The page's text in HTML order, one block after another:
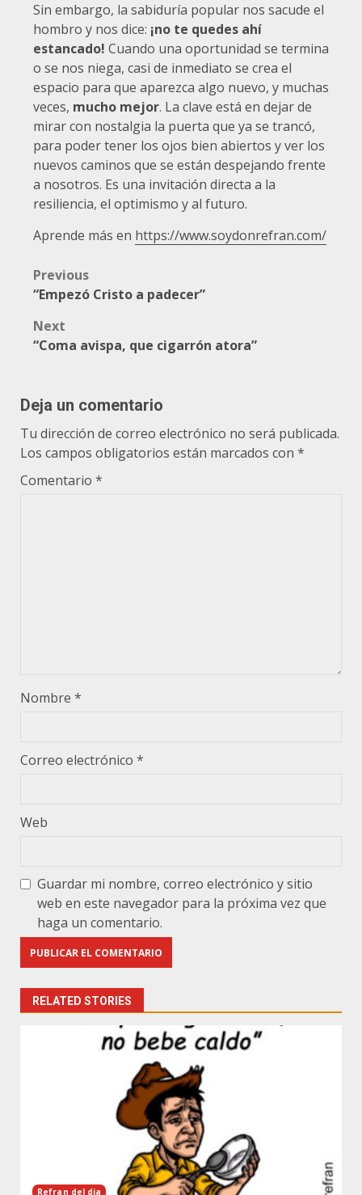
Sin embargo, la sabiduría popular nos sacude el
hombro y nos dice: ¡no te quedes ahí
estancado! Cuando una oportunidad se termina
o se nos niega, casi de inmediato se crea el
espacio para que aparezca algo nuevo, y muchas
veces, mucho mejor. La clave está en dejar de
mirar con nostalgia la puerta que ya se trancó,
para poder tener los ojos bien abiertos y ver los
nuevos caminos que se están despejando frente
a nosotros. Es una invitación directa a la
resiliencia, el optimismo y al futuro.
Aprende más en https://www.soydonrefran.com/
Post
navigation
Previous
“Empezó Cristo a padecer”
Next
“Coma avispa, que cigarrón atora”
Deja un comentario
Tu dirección de correo electrónico no será publicada.
Los campos obligatorios están marcados con *
Comentario *
Nombre *
Correo electrónico *
Web
Guardar mi nombre, correo electrónico y sitio
web en este navegador para la próxima vez que
haga un comentario.
RELATED STORIES
Refran del dia